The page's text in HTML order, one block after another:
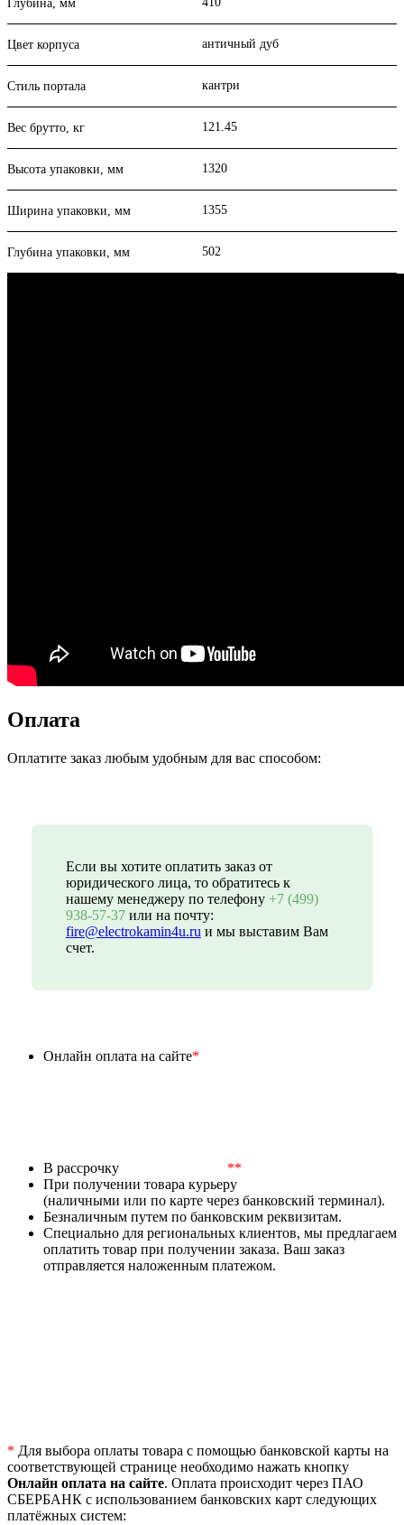
Глубина, мм
Цвет корпуса античный дуб
Стиль портала кантри
Вес брутто, кг 121.45
Высота упаковки, мм 1320
Ширина упаковки, мм 1355
Глубина упаковки, мм 502
Оплата
Оплатите заказ любым удобным для вас способом:
Если вы хотите оплатить заказ от
юридического лица, то обратитесь к
нашему менеджеру по телефону +7 (499)
938-57-37или на почту:
fire@electrokamin4u.ru и мы выставим Вам
счет.
Онлайн оплата на сайте*
В рассрочку
**
При получении товара курьеру
(наличными или по карте через банковский терминал).
Безналичным путем по банковским реквизитам.
Специально для региональных клиентов, мы предлагаем
оплатить товар при получении заказа. Ваш заказ
отправляется наложенным платежом.
* Для выбора оплаты товара с помощью банковской карты на
соответствующей странице необходимо нажать кнопку
Онлайн оплата на сайте. Оплата происходит через ПАО
СБЕРБАНК с использованием банковских карт следующих
платёжных систем: